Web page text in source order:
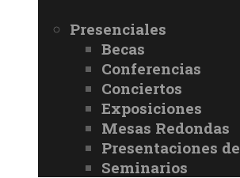
Presenciales
Becas
Conferencias
Conciertos
Exposiciones
Mesas Redondas
Presentaciones
Seminarios